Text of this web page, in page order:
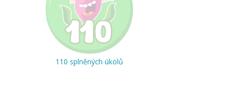
110 splněných úkolů